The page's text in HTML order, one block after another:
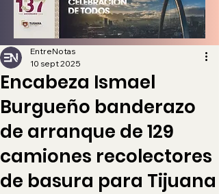
Encabeza Ismael
Burgueño banderazo
de arranque de 129
camiones recolectores
de basura para Tijuana
EntreNotas
10 sept 2025